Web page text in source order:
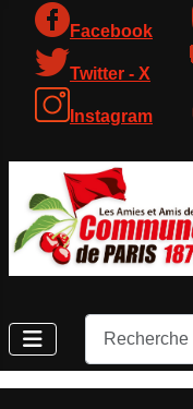
Facebook
Twitter - X
Instagram
Rechercher